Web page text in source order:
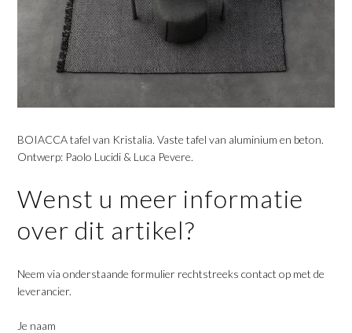
BOIACCA tafel van Kristalia. Vaste tafel van aluminium en beton.
Ontwerp: Paolo Lucidi & Luca Pevere.
Wenst u meer informatie
over dit artikel?
Neem via onderstaande formulier rechtstreeks contact op met de
leverancier.
Je naam